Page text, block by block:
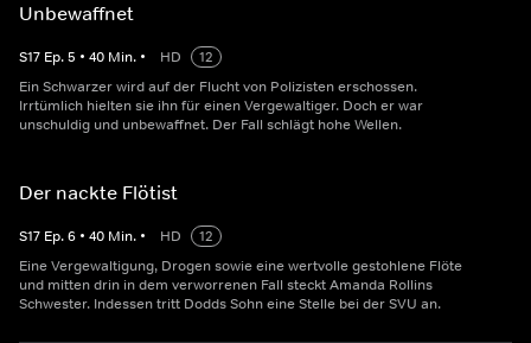
Unbewaffnet
S17 Ep.5 • 40 Min. • HD
12
Ein Schwarzer wird auf der Flucht von Polizisten erschossen.
Irrtümlich hielten sie ihn für einen Vergewaltiger. Doch er war
unschuldig und unbewaffnet. Der Fall schlägt hohe Wellen.
Der nackte Flötist
S17 Ep.6 • 40 Min. • HD
12
Eine Vergewaltigung, Drogen sowie eine wertvolle gestohlene Flöte
und mitten drin in dem verworrenen Fall steckt Amanda Rollins
Schwester. Indessen tritt Dodds Sohn eine Stelle bei der SVU an.